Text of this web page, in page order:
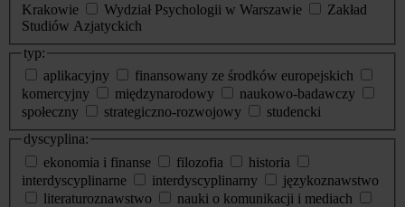
Krakowie
Wydział Psychologii w Warszawie
Zakład
Studiów Azjatyckich
typ:
aplikacyjny
finansowany ze środków europejskich
komercyjny
międzynarodowy
naukowo-badawczy
społeczny
strategiczno-rozwojowy
studencki
dyscyplina:
ekonomia i finanse
filozofia
historia
interdyscyplinarne
interdyscyplinarny
językoznawstwo
literaturoznawstwo
nauki o komunikacji i mediach